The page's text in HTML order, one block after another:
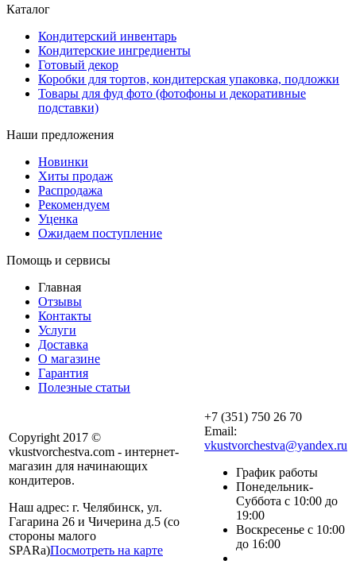
Каталог
Кондитерский инвентарь
Кондитерские ингредиенты
Готовый декор
Коробки для тортов, кондитерская упаковка, подложки
Товары для фуд фото (фотофоны и декоративные
подставки)
Наши предложения
Новинки
Хиты продаж
Распродажа
Рекомендуем
Уценка
Ожидаем поступление
Помощь и сервисы
Главная
Отзывы
Контакты
Услуги
Доставка
О магазине
Гарантия
Полезные статьи
Copyright 2017 ©
vkustvorchestva.com - интернет-
магазин для начинающих
кондитеров.
Наш адрес: г. Челябинск, ул.
Гагарина 26 и Чичерина д.5 (со
стороны малого
SPARa)Посмотреть на карте
+7 (351) 750 26 70
Email:
vkustvorchestva@yandex.ru
График работы
Понедельник-
Суббота с 10:00 до
19:00
Воскресенье с 10:00
до 16:00